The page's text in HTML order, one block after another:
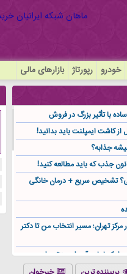
خودرو رپورتاژ بازارهای مالی
با تأثیر بزرگ در فروش
جذابه؟
جذب که باید مطالعه کنید!
تشخیص سریع + درمان خانگی
مرکز تهران؛ مسیر انتخاب من تا دکتر
کجا باید آن را مستقیم از